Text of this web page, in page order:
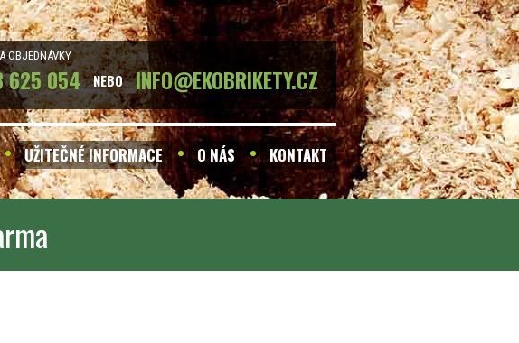
OBJEDNÁVKY
625 054 NEBO INFO@EKOBRIKETY.CZ
UŽITEČNÉ INFORMACE O NÁS KONTAKT